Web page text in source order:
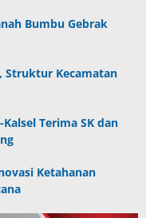
Bumbu Gebrak
Struktur Kecamatan
Kalsel Terima SK dan
Ketahanan